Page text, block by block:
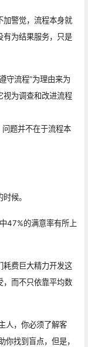
加警觉，流程本身就
有为结果服务，只是
守流程”为理由来为
视为调查和改进流程
题并不在于流程本
候。
47%的满意率有所上
耗费巨大精力开发这
，而不只依靠平均数
人，你必须了解客
找到盲点，但是，